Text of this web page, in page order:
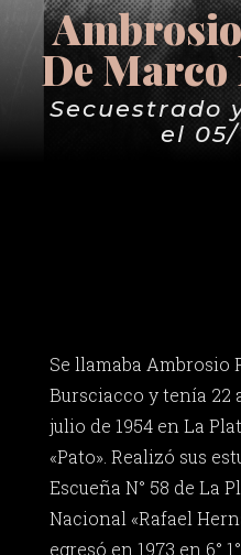
De
Secuestrado
el 05/
Se llamaba Ambrosio
Bursciacco y tenía 22
julio de 1954 en La
«Pato». Realizó sus
Escueña N° 58 de La
Nacional «Rafael
egresó en 1973 en 6°